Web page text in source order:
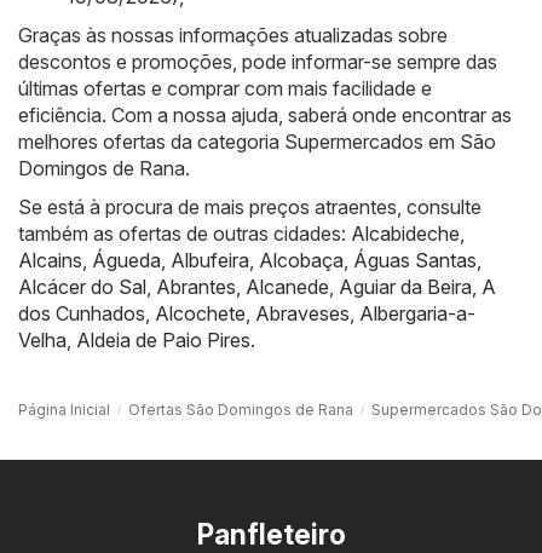
Graças às nossas informações atualizadas sobre
descontos e promoções, pode informar-se sempre das
últimas ofertas e comprar com mais facilidade e
eficiência. Com a nossa ajuda, saberá onde encontrar as
melhores ofertas da categoria Supermercados em São
Domingos de Rana.
Se está à procura de mais preços atraentes, consulte
também as ofertas de outras cidades: Alcabideche
Alcains Águeda Albufeira Alcobaça Águas Santas
Alcácer do Sal Abrantes Alcanede Aguiar da Beira A
dos Cunhados Alcochete Abraveses Albergaria-a-
Velha Aldeia de Paio Pires.
Página Inicial Ofertas São Domingos de Rana Supermercados São
Panfleteiro